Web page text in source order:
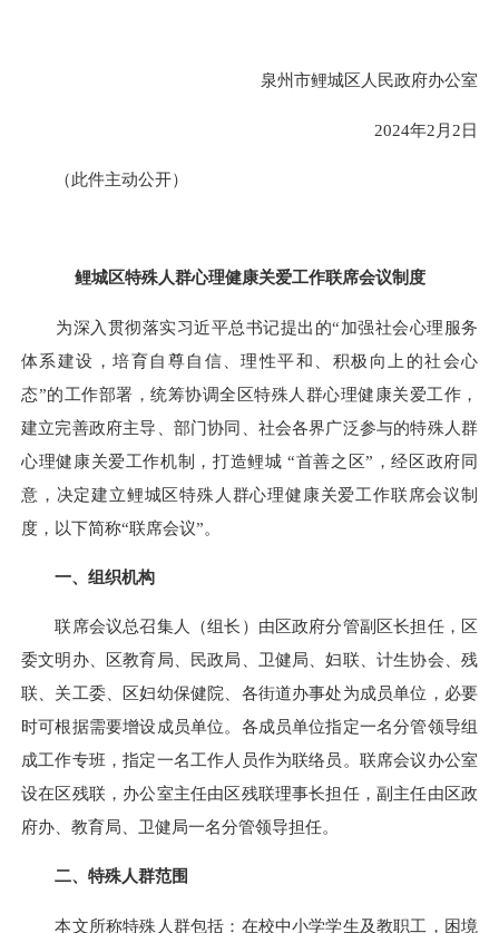
泉州市鲤城区人民政府办公室
2024年2月2日
（此件主动公开）
鲤城区特殊人群心理健康关爱工作联席会议制度
为深入贯彻落实习近平总书记提出的“加强社会心理服务
体系建设，培育自尊自信、理性平和、积极向上的社会心
态”的工作部署，统筹协调全区特殊人群心理健康关爱工作，
建立完善政府主导、部门协同、社会各界广泛参与的特殊人群
心理健康关爱工作机制，打造鲤城 “首善之区”，经区政府同
意，决定建立鲤城区特殊人群心理健康关爱工作联席会议制
度，以下简称“联席会议”。
一、组织机构
联席会议总召集人（组长）由区政府分管副区长担任，区
委文明办、区教育局、民政局、卫健局、妇联、计生协会、残
联、关工委、区妇幼保健院、各街道办事处为成员单位，必要
时可根据需要增设成员单位。各成员单位指定一名分管领导组
成工作专班，指定一名工作人员作为联络员。联席会议办公室
设在区残联，办公室主任由区残联理事长担任，副主任由区政
府办、教育局、卫健局一名分管领导担任。
二、特殊人群范围
本文所称特殊人群包括：在校中小学学生及教职工，困境